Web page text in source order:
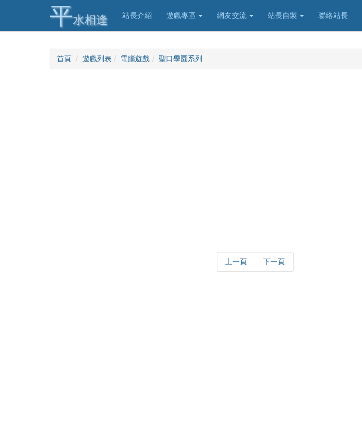
平水相逢 站長介紹 遊戲專區 網友交流 站長自製 聯絡站長
首頁 遊戲列表 電腦遊戲 聖口學園系列
上一頁 下一頁